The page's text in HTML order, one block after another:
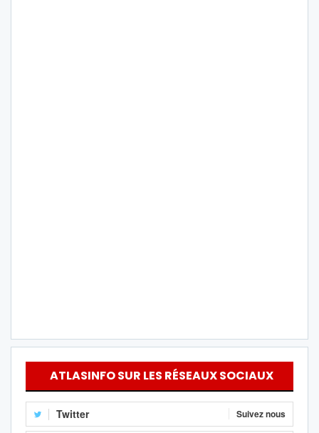
ATLASINFO SUR LES RÉSEAUX SOCIAUX
Twitter Suivez nous